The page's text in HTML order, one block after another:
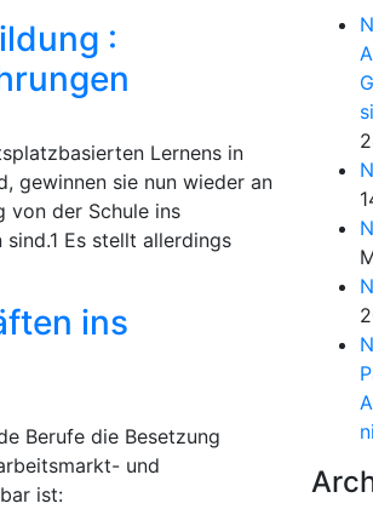
:
Lernens in
gewinnen sie nun wieder an
von der Schule ins
Es stellt allerdings
ins
Berufe die Besetzung
und
ist: